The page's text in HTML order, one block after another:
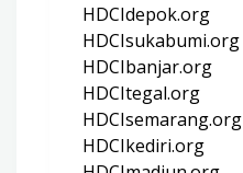
HDCIdepok.org
HDCIsukabumi.org
HDCIbanjar.org
HDCItegal.org
HDCIsemarang.org
HDCIkediri.org